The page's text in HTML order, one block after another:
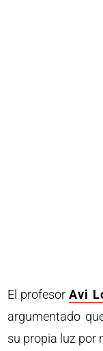
El profesor Avi
argumentado
su propia luz por